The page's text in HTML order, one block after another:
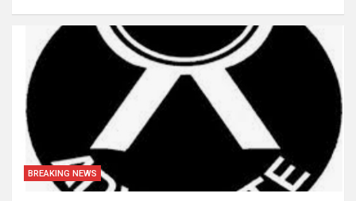
BREAKING NEWS